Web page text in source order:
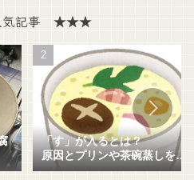
記事 ★★★
「す」が入るとは？
原因とプリンや茶碗蒸しを失
敗せずに作る方法を解説！